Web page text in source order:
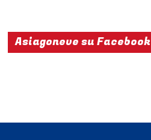
Asiagoneve su Facebook